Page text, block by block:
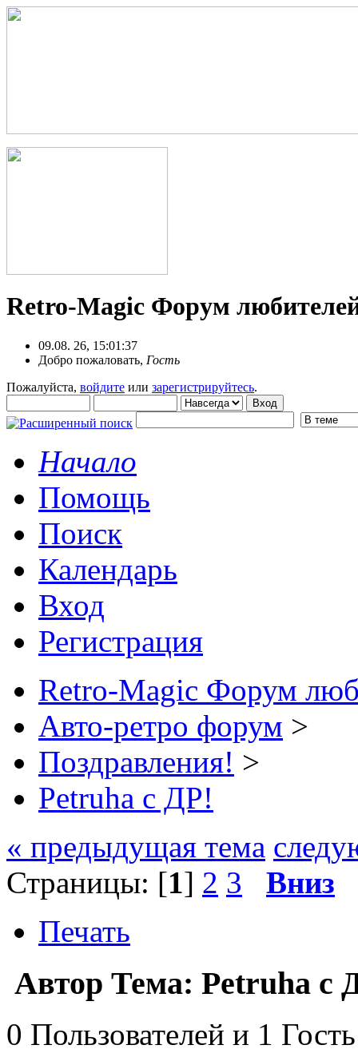
Retro-Magic Форум
09.08. 26, 15:01:37
Добро пожаловать, Гость
Пожалуйста, войдите или зарегистрируйтесь.
Начало
Помощь
Поиск
Календарь
Вход
Регистрация
Retro-Magic Форум
Авто-ретро форум >
Поздравления! >
Petruha с ДР!
« предыдущая тема
Страницы: [1] 2 3
Вниз
Печать
Автор Тема: Petruha с
0 Пользователей и 1